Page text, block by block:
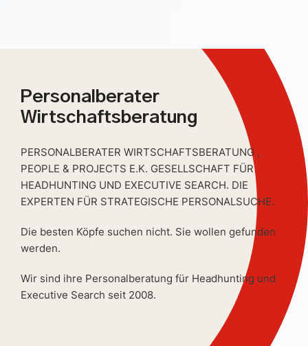
Personalberater
Wirtschaftsberatung
PERSONALBERATER WIRTSCHAFTSBERATUNG ,
PEOPLE & PROJECTS E.K. GESELLSCHAFT FÜR
HEADHUNTING UND EXECUTIVE SEARCH. DIE
EXPERTEN FÜR STRATEGISCHE PERSONALSUCHE.
Die besten Köpfe suchen nicht. Sie wollen gefunden
werden.
Wir sind ihre Personalberatung für Headhunting und
Executive Search seit 2008.